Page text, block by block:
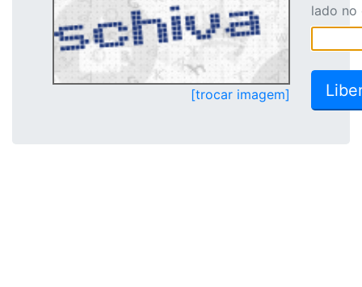
[trocar imagem]
lado no